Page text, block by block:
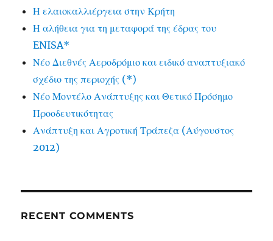
Η ελαιοκαλλιέργεια στην Κρήτη
Η αλήθεια για τη μεταφορά της έδρας του
ENISA*
Νέο Διεθνές Αεροδρόμιο και ειδικό αναπτυξιακό
σχέδιο της περιοχής (*)
Νέο Μοντέλο Ανάπτυξης και Θετικό Πρόσημο
Προοδευτικότητας
Ανάπτυξη και Αγροτική Τράπεζα (Αύγουστος
2012)
RECENT COMMENTS